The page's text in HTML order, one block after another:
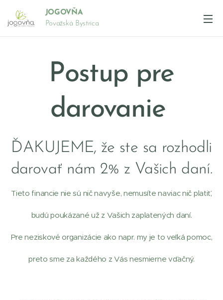
JOGOVŇA
Považská Bystrica
Postup pre
darovanie
ĎAKUJEME, že ste sa rozhodli
darovať nám 2% z Vašich daní.
Tieto financie nie sú nič navyše, nemusíte naviac nič platiť,
budú poukázané už z Vašich zaplatených daní.
Pre neziskové organizácie ako napr. my je to veľká pomoc,
preto sme za každého z Vás nesmierne vďačný.